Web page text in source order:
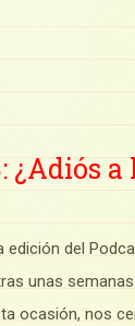
¿Adiós a
edición del
unas
ocasión, nos